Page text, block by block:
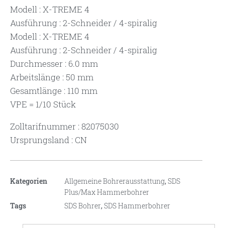
Modell : X-TREME 4
Ausführung : 2-Schneider / 4-spiralig
Modell : X-TREME 4
Ausführung : 2-Schneider / 4-spiralig
Durchmesser : 6.0 mm
Arbeitslänge : 50 mm
Gesamtlänge : 110 mm
VPE = 1/10 Stück
Zolltarifnummer : 82075030
Ursprungsland : CN
Kategorien Allgemeine Bohrerausstattung,SDS
Plus/Max Hammerbohrer
Tags
SDS Bohrer,SDS Hammerbohrer